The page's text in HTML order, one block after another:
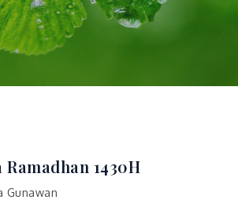
Ramadhan 1430H
Gunawan